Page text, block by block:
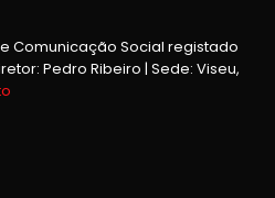
Comunicação Social registado
Pedro Ribeiro | Sede: Viseu,